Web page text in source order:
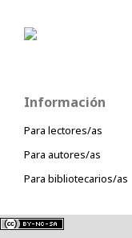
Información
Para lectores/as
Para autores/as
Para bibliotecarios/as